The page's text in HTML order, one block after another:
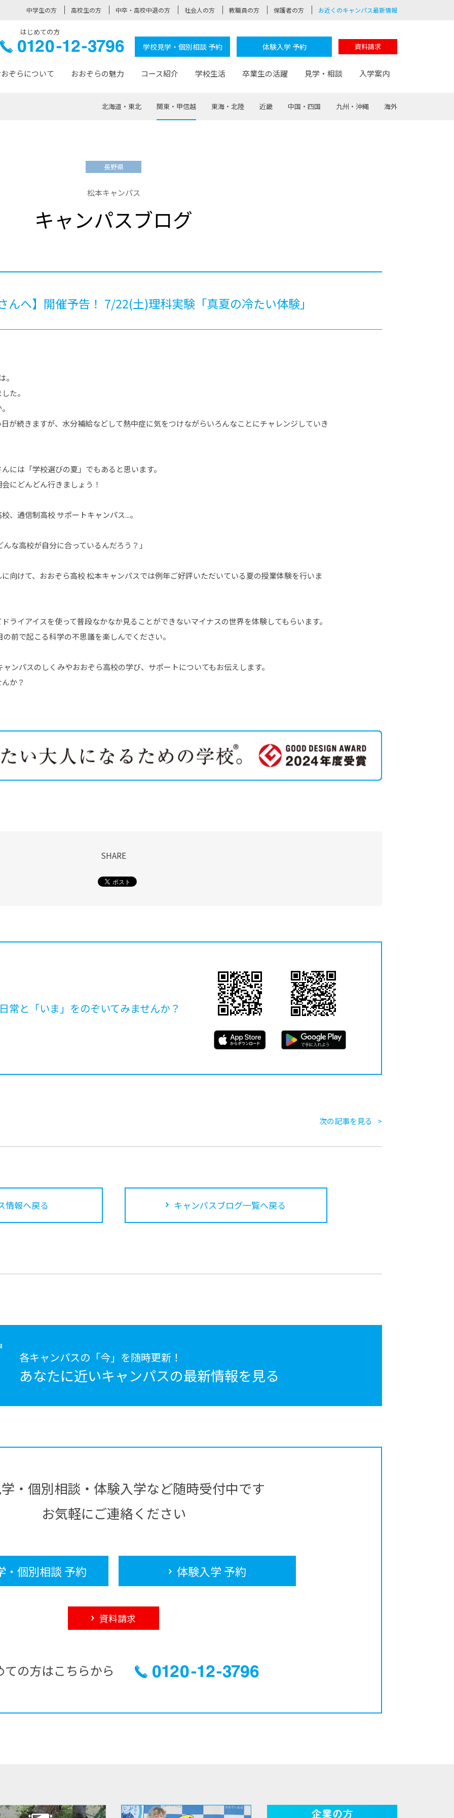
中学生の方 高校生の方 中卒・高校中退の方 社会人の方 教職員の方 保護者の方 お近くのキャンパス最新情報
ら高校はじめての方
0120-学校見学・個別相談 予約 体験入学 予約 資料請求
ぞらについて
おおぞらについて トップページ
おおぞら高校とは
サポート
おおぞらの魅力
おおぞらの魅力 トップページ
なりたい大人になるための体験
-社会の架け橋プログラム®
コース紹介
コース紹介 トップページ
学校生活
学校生活 トップページ
先輩の声 おおぞら100選
卒業生の活躍
卒業生の活躍 トップページ
見学・相談
見学・相談 トップページ
入学案内
入学案内 トップページ
卒業までの流れ
北海道・東北 関東・甲信越 東海・北陸 近畿 中国・四国 九州・沖縄 海外
長野県
松本キャンパス
キャンパスブログ
んへ】開催予告！ 7/22(土)理科実験「真夏の冷たい体験」
。
た。
が続きますが、水分補給などして熱中症に気をつけながらいろんなことにチャレンジしていき
には「学校選びの夏」でもあると思います。
にどんどん行きましょう！
、通信制高校 サポートキャンパス...。
な高校が自分に合っているんだろう？」
向けて、おおぞら高校 松本キャンパスでは例年ご好評いただいている夏の授業体験を行いま
ライアイスを使って普段なかなか見ることができないマイナスの世界を体験してもらいます。
前で起こる科学の不思議を楽しんでください。
ンパスのしくみやおおぞら高校の学び、サポートについてもお伝えします。
か？
SHARE
常と「いま」をのぞいてみませんか？
次の記事を見る
情報へ戻る キャンパスブログ一覧へ戻る
各キャンパスの「今」を随時更新！
あなたに近いキャンパスの最新情報を見る
・個別相談・体験入学など随時受付中です
お気軽にご連絡ください
・個別相談 予約 体験入学 予約
資料請求
ての方はこちらから 0120-12-3796